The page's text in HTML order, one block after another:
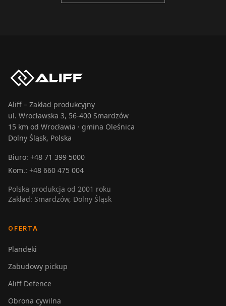
Aliff – Zakład produkcyjny
ul. Wrocławska 3, 56-400 Smardzów
15 km od Wrocławia · gmina Oleśnica
Dolny Śląsk, Polska
Biuro: +48 71 399 5000
Kom.: +48 660 475 004
Polska produkcja od 2001 roku
Zakład: Smardzów, Dolny Śląsk
OFERTA
Plandeki
Zabudowy pickup
Aliff Defence
Obrona cywilna